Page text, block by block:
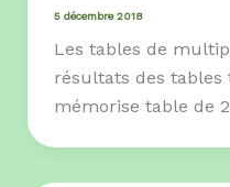
5 décembre 2018
Les tables de
résultats des tables
mémorise table de